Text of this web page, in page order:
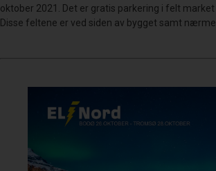
oktober 2021. Det er gratis parkering i felt
Disse feltene er ved siden av bygget samt